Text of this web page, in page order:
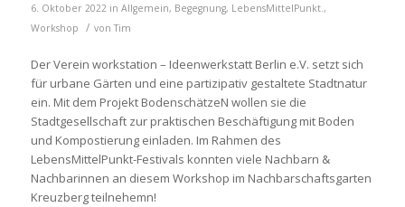
6. Oktober 2022 in Allgemein, Begegnung, LebensMittelPunkt.,
Workshop
/ vonTim
Der Verein workstation – Ideenwerkstatt Berlin e.V. setzt sich
für urbane Gärten und eine partizipativ gestaltete Stadtnatur
ein. Mit dem Projekt BodenschätzeN wollen sie die
Stadtgesellschaft zur praktischen Beschäftigung mit Boden
und Kompostierung einladen. Im Rahmen des
LebensMittelPunkt-Festivals konnten viele Nachbarn &
Nachbarinnen an diesem Workshop im Nachbarschaftsgarten
Kreuzberg teilnehemn!